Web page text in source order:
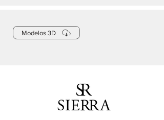
Modelos 3D